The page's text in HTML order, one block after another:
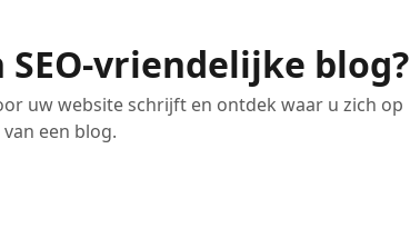
vriendelijke blog?
uw website schrijft en ontdek waar u zich op
een blog.